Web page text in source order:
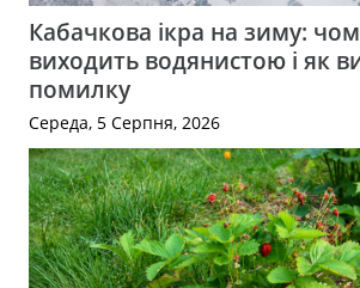
Кабачкова ікра на зиму:
виходить водянистою і як
помилку
Середа, 5 Серпня, 2026